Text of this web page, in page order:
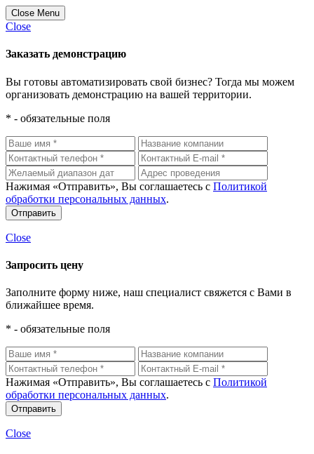
Close Menu
Close
Заказать демонстрацию
Вы готовы автоматизировать свой бизнес? Тогда мы можем
организовать демонстрацию на вашей территории.
* - обязательные поля
Нажимая «Отправить», Вы соглашаетесь с Политикой
обработки персональных данных.
Close
Запросить цену
Заполните форму ниже, наш специалист свяжется с Вами в
ближайшее время.
* - обязательные поля
Нажимая «Отправить», Вы соглашаетесь с Политикой
обработки персональных данных.
Close